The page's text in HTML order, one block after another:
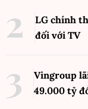
LG chính
đối với TV
Vingroup
49.000 tỷ